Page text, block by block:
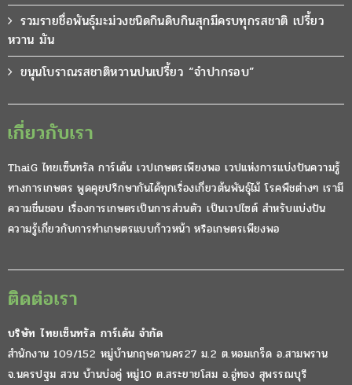
รวมรายชื่อพันธุ์มะม่วงชนิดกินดิบกินสุกมีครบทุกรสชาติ เปรี้ยว
หวาน มัน
ขนุนโบราณรสชาติหวานปนเปรี้ยว “จำปากรอบ”
เกี่ยวกับเรา
ThaiG ไทยเซ็นทรัล การ์เด้น เวปเกษตรเพียงพอ เวปแห่งการแบ่งปันความรู้
ทางการเกษตร พูดคุยปรึกษากันได้ทุกเรื่องเกี่ยวต้นพันธุ์ไม้ โรคพืชต่างๆ เรามี
ความชื่นชอบ เรื่องการเกษตรเป็นการส่วนตัว เป็นเวปไซต์ สำหรับแบ่งปัน
ความรู้เกี่ยวกับการทำเกษตรแบบก้าวหน้า หรือเกษตรเพียงพอ
ติดต่อเรา
บริษัท ไทยเซ็นทรัล การ์เด้น จำกัด
สำนักงาน 109/152 หมู่บ้านกฤษดานคร27 ม.2 ต.หอมเกร็ด อ.สามพราน
จ.นครปฐม สวน บ้านบ่อคู่ หมู่10 ต.สระยายโสม อ.อู่ทอง สุพรรณบุรี